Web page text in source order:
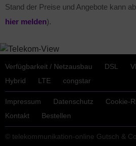
Stand der Preise und Angebote kann
hier melden).
Verfügbarkeit / Netzausbau DSL
Hybrid
LTE congstar
Impressum Datenschutz Cookie-
Kontakt
Bestellen
© telekommunikation-online Gutsch &